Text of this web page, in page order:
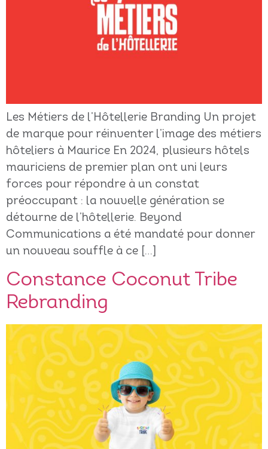
Les Métiers de l’Hôtellerie Branding Un projet
de marque pour réinventer l’image des métiers
hôteliers à Maurice En 2024, plusieurs hôtels
mauriciens de premier plan ont uni leurs
forces pour répondre à un constat
préoccupant : la nouvelle génération se
détourne de l’hôtellerie. Beyond
Communications a été mandaté pour donner
un nouveau souffle à ce […]
Constance Coconut Tribe
Rebranding